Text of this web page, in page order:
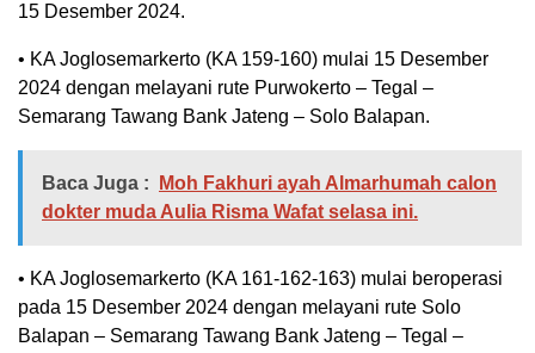
15 Desember 2024.
• KA Joglosemarkerto (KA 159-160) mulai 15 Desember
2024 dengan melayani rute Purwokerto – Tegal –
Semarang Tawang Bank Jateng – Solo Balapan.
Baca Juga :
Moh Fakhuri ayah Almarhumah calon
dokter muda Aulia Risma Wafat selasa ini.
• KA Joglosemarkerto (KA 161-162-163) mulai beroperasi
pada 15 Desember 2024 dengan melayani rute Solo
Balapan – Semarang Tawang Bank Jateng – Tegal –